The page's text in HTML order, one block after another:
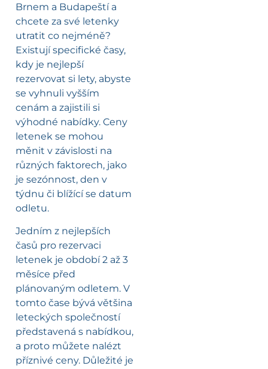
Brnem a Budapeští a
chcete za své letenky
utratit co nejméně?
Existují specifické časy,
kdy je nejlepší
rezervovat si lety, abyste
se vyhnuli vyšším
cenám a zajistili si
výhodné nabídky. Ceny
letenek se mohou
měnit v závislosti na
různých faktorech, jako
je sezónnost, den v
týdnu či blížící se datum
odletu.
Jedním z nejlepších
časů pro rezervaci
letenek je období 2 až 3
měsíce před
plánovaným odletem. V
tomto čase bývá většina
leteckých společností
představená s nabídkou,
a proto můžete nalézt
příznivé ceny. Důležité je